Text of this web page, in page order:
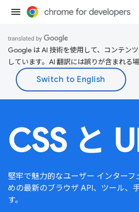
Google は AI 技術を使用して、コンテン
しています。AI 翻訳には誤りが含まれる場
CSS と
堅牢で魅力的なユーザー インターフ
めの最新のブラウザ API、ツール、
す。